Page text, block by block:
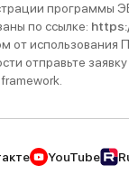
программы
по ссылке:
от
отправьте
YouTube